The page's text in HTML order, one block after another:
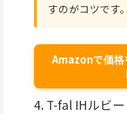
すのがコツです。
Amazonで価格
4. T-fal IHルビ